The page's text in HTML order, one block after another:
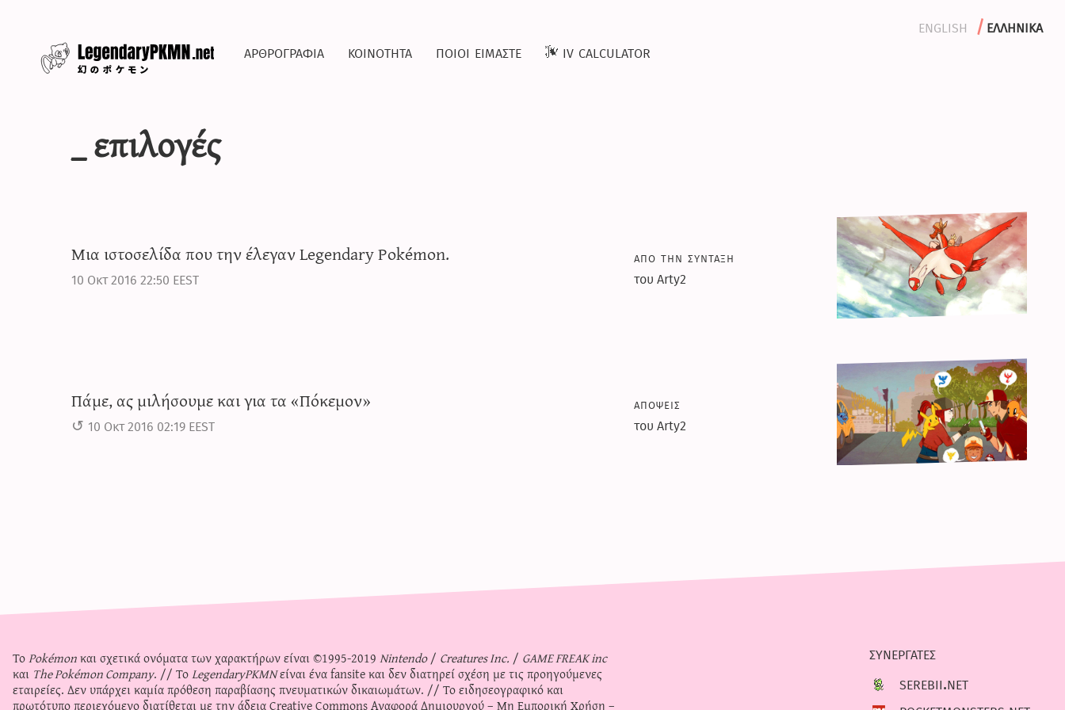
english
ελληνικα
αρθρογραφια
κοινοτητα ποιοι ειμαστε iv calculator
_ επιλογές
απο την συνταξη
Μια ιστοσελίδα που την έλεγαν Legendary Pokémon.
του Arty2
10 Οκτ 2016 22:50 EEST
αποψεις
Πάμε, ας μιλήσουμε και για τα «Πόκεμον»
του Arty2
10 Οκτ 2016 02:19 EEST
ΤοPokémonκαι σχετικά ονόματα των χαρακτήρων είναι ©1995-2019Nintendo/ Creatures Inc./ GAME FREAK inc
και The Pokémon Company. // ΤοLegendaryPKMNείναι ένα fansite και δεν διατηρεί σχέση με τις προηγούμενες
εταιρείες. Δεν υπάρχει καμία πρόθεση παραβίασης πνευματικών δικαιωμάτων. // Το ειδησεογραφικό και
πρωτότυπο περιεχόμενο διατίθεται με την άδειαCreative Commons Αναφορά Δημιουργού – Μη Εμπορική Χρήση –
συνεργατες
serebii.net